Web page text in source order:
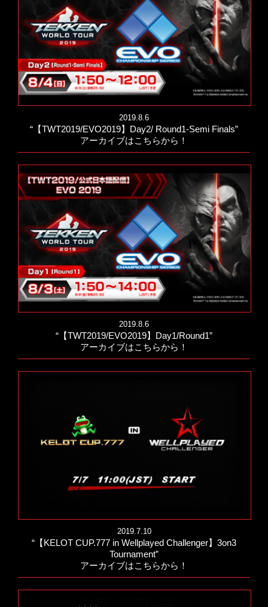
2019.8.6
“【TWT2019/EVO2019】Day2/ Round1-Semi Finals”
アーカイブはこちらから！
2019.8.6
“【TWT2019/EVO2019】Day1/Round1”
アーカイブはこちらから！
2019.7.10
“【KELOT CUP.777 in Wellplayed Challenger】3on3
Tournament”
アーカイブはこちらから！